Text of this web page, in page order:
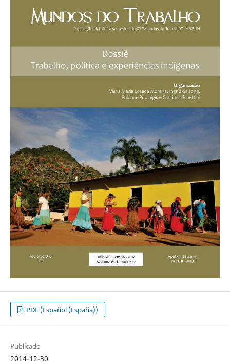
PDF (Español (España))
Publicado
2014-12-30